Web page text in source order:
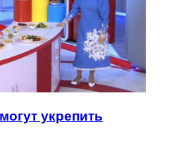
укрепить